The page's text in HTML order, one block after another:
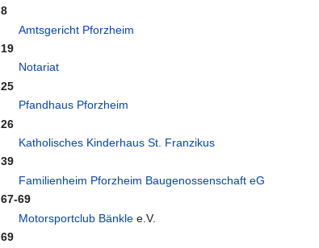
8
Amtsgericht Pforzheim
19
Notariat
25
Pfandhaus Pforzheim
26
Katholisches Kinderhaus St. Franzikus
39
Familienheim Pforzheim Baugenossenschaft eG
67-69
Motorsportclub Bänkle e.V.
69